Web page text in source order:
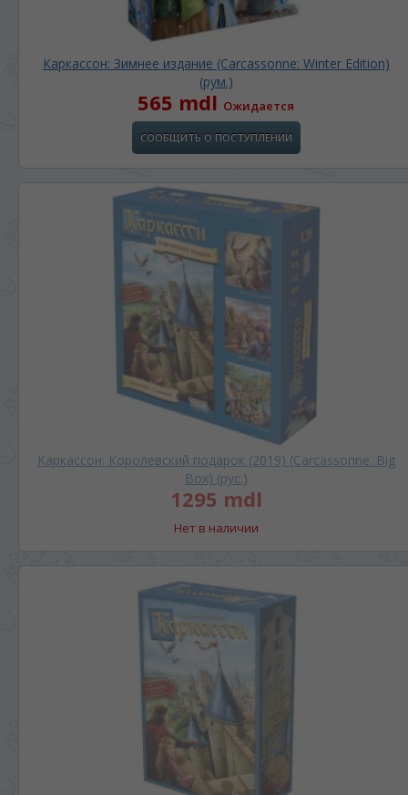
Каркассон: Зимнее издание (Carcassonne: Winter Edition)
(рум.)
565 mdl Ожидается
СООБЩИТЬ О ПОСТУПЛЕНИИ
Каркассон: Королевский подарок (2019) (Carcassonne. Big
Box) (рус.)
1295 mdl
Нет в наличии